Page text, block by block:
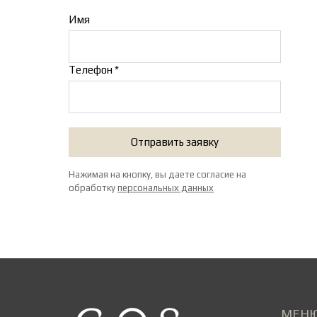
Имя
Телефон *
Отправить заявку
Нажимая на кнопку, вы даете согласие на
обработку персональных данных